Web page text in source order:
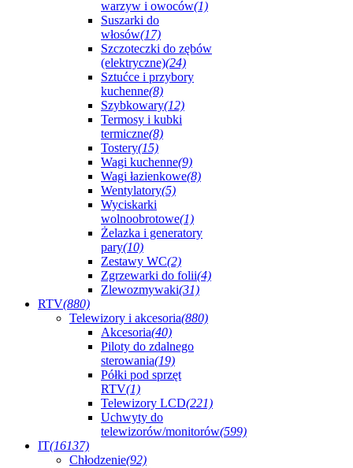
warzyw i owoców(1)
Suszarki do
włosów(17)
Szczoteczki do zębów
(elektryczne)(24)
Sztućce i przybory
kuchenne(8)
Szybkowary(12)
Termosy i kubki
termiczne(8)
Tostery(15)
Wagi kuchenne(9)
Wagi łazienkowe(8)
Wentylatory(5)
Wyciskarki
wolnoobrotowe(1)
Żelazka i generatory
pary(10)
Zestawy WC(2)
Zgrzewarki do folii(4)
Zlewozmywaki(31)
RTV(880)
Telewizory i akcesoria(880)
Akcesoria(40)
Piloty do zdalnego
sterowania(19)
Półki pod sprzęt
RTV(1)
Telewizory LCD(221)
Uchwyty do
telewizorów/monitorów(599)
IT(16137)
Chłodzenie(92)